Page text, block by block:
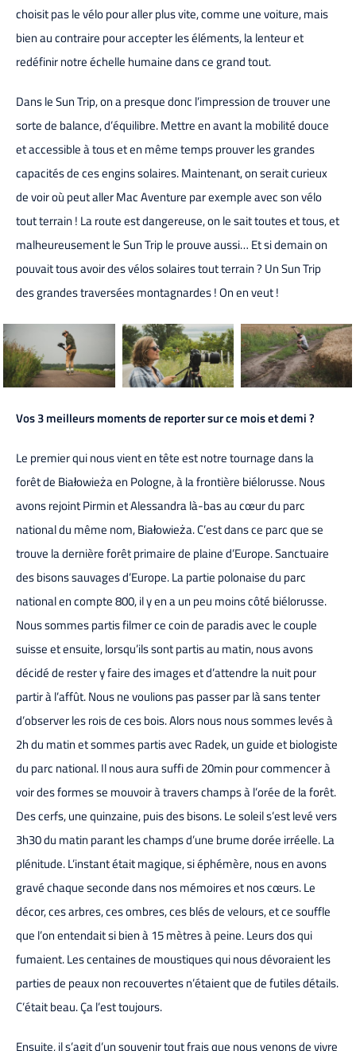
choisit pas le vélo pour aller plus vite, comme une voiture, mais
bien au contraire pour accepter les éléments, la lenteur et
redéfinir notre échelle humaine dans ce grand tout.
Dans le Sun Trip, on a presque donc l’impression de trouver une
sorte de balance, d’équilibre. Mettre en avant la mobilité douce
et accessible à tous et en même temps prouver les grandes
capacités de ces engins solaires. Maintenant, on serait curieux
de voir où peut aller Mac Aventure par exemple avec son vélo
tout terrain ! La route est dangereuse, on le sait toutes et tous, et
malheureusement le Sun Trip le prouve aussi… Et si demain on
pouvait tous avoir des vélos solaires tout terrain ? Un Sun Trip
des grandes traversées montagnardes ! On en veut !
Vos 3 meilleurs moments de reporter sur ce mois et demi ?
Le premier qui nous vient en tête est notre tournage dans la
forêt de Białowieża en Pologne, à la frontière biélorusse. Nous
avons rejoint Pirmin et Alessandra là-bas au cœur du parc
national du même nom, Białowieża. C’est dans ce parc que se
trouve la dernière forêt primaire de plaine d’Europe. Sanctuaire
des bisons sauvages d’Europe. La partie polonaise du parc
national en compte 800, il y en a un peu moins côté biélorusse.
Nous sommes partis filmer ce coin de paradis avec le couple
suisse et ensuite, lorsqu’ils sont partis au matin, nous avons
décidé de rester y faire des images et d’attendre la nuit pour
partir à l’affût. Nous ne voulions pas passer par là sans tenter
d’observer les rois de ces bois. Alors nous nous sommes levés à
2h du matin et sommes partis avec Radek, un guide et biologiste
du parc national. Il nous aura suffi de 20min pour commencer à
voir des formes se mouvoir à travers champs à l’orée de la forêt.
Des cerfs, une quinzaine, puis des bisons. Le soleil s’est levé vers
3h30 du matin parant les champs d’une brume dorée irréelle. La
plénitude. L’instant était magique, si éphémère, nous en avons
gravé chaque seconde dans nos mémoires et nos cœurs. Le
décor, ces arbres, ces ombres, ces blés de velours, et ce souffle
que l’on entendait si bien à 15 mètres à peine. Leurs dos qui
fumaient. Les centaines de moustiques qui nous dévoraient les
parties de peaux non recouvertes n’étaient que de futiles détails.
C’était beau. Ça l’est toujours.
Ensuite, il s’agit d’un souvenir tout frais que nous venons de vivre